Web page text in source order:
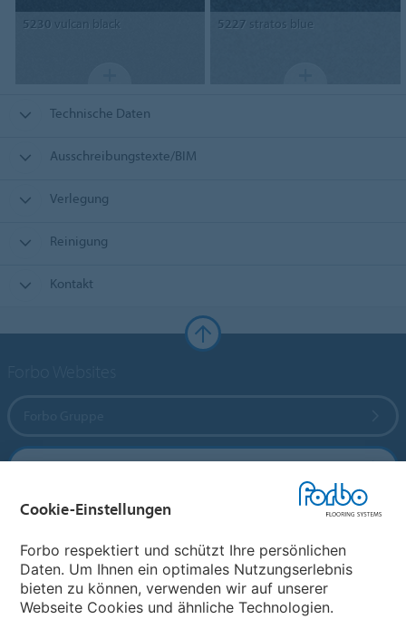
5230 vulcan black 5227 stratos blue
Technische Daten
Ausschreibungstexte/BIM
Verlegung
Reinigung
Kontakt
Forbo Flooring Systems
Forbo Movement Systems
Land auswählen
Cookie-Einstellungen
Forbo respektiert und schützt Ihre persönlichen
Daten. Um Ihnen ein optimales Nutzungserlebnis
bieten zu können, verwenden wir auf unserer
Webseite Cookies und ähnliche Technologien.